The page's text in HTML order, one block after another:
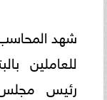
شهد
للعاملين
رئيس مجلس